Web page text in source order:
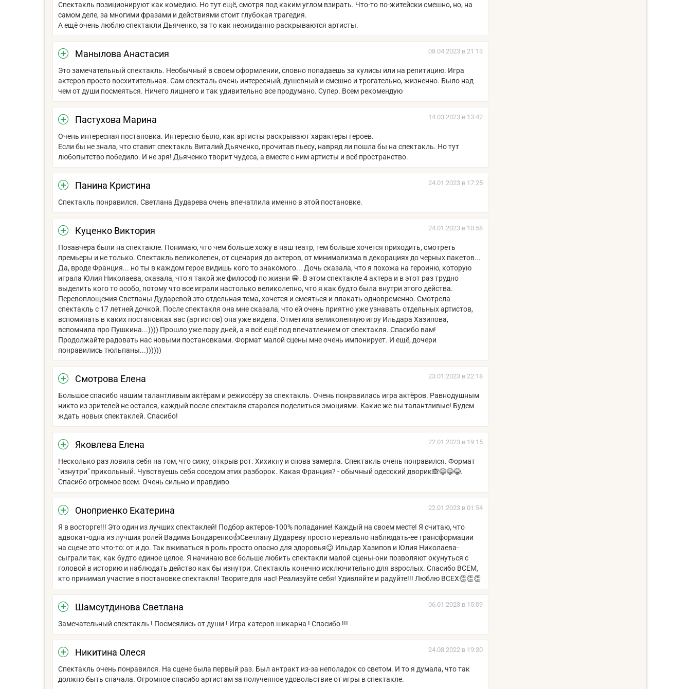
Спектакль позиционируют как комедию. Но тут ещё, смотря под каким углом взирать. Что-то по-житейски смешно, но, на
самом деле, за многими фразами и действиями стоит глубокая трагедия.
А ещё очень люблю спектакли Дьяченко, за то как неожиданно раскрываются артисты.
Манылова Анастасия 08.04.2023 в 21:13
Это замечательный спектакль. Необычный в своем оформлении, словно попадаешь за кулисы или на репитицию. Игра
актеров просто восхитительная. Сам спекталь очень интересный, душевный и смешно и трогательно, жизненно. Было над
чем от души посмеяться. Ничего лишнего и так удивительно все продумано. Супер. Всем рекомендую
Пастухова Марина 14.03.2023 в 13:42
Очень интересная постановка. Интересно было, как артисты раскрывают характеры героев.
Если бы не знала, что ставит спектакль Виталий Дьяченко, прочитав пьесу, навряд ли пошла бы на спектакль. Но тут
любопытство победило. И не зря! Дьяченко творит чудеса, а вместе с ним артисты и всё пространство.
Панина Кристина 24.01.2023 в 17:25
Спектакль понравился. Светлана Дударева очень впечатлила именно в этой постановке.
Куценко Виктория 24.01.2023 в 10:58
Позавчера были на спектакле. Понимаю, что чем больше хожу в наш театр, тем больше хочется приходить, смотреть
премьеры и не только. Спектакль великолепен, от сценария до актеров, от минимализма в декорациях до черных пакетов...
Да, вроде Франция... но ты в каждом герое видишь кого то знакомого... Дочь сказала, что я похожа на героиню, которую
играла Юлия Николаева, сказала, что я такой же философ по жизни 😁. В этом спектакле 4 актера и в этот раз трудно
выделить кого то особо, потому что все играли настолько великолепно, что я как будто была внутри этого действа.
Перевоплощения Светланы Дударевой это отдельная тема, хочется и смеяться и плакать одновременно. Смотрела
спектакль с 17 летней дочкой. После спектакля она мне сказала, что ей очень приятно уже узнавать отдельных артистов,
вспоминать в каких постановках вас (артистов) она уже видела. Отметила великолепную игру Ильдара Хазипова,
вспомнила про Пушкина...)))) Прошло уже пару дней, а я всё ещё под впечатлением от спектакля. Спасибо вам!
Продолжайте радовать нас новыми постановками. Формат малой сцены мне очень импонирует. И ещё, дочери
понравились тюльпаны...))))))
Смотрова Елена 23.01.2023 в 22:18
Большое спасибо нашим талантливым актёрам и режиссёру за спектакль. Очень понравилась игра актёров. Равнодушным
никто из зрителей не остался, каждый после спектакля старался поделиться эмоциями. Какие же вы талантливые! Будем
ждать новых спектаклей. Спасибо!
Яковлева Елена 22.01.2023 в 19:15
Несколько раз ловила себя на том, что сижу, открыв рот. Хихикну и снова замерла. Спектакль очень понравился. Формат
"изнутри" прикольный. Чувствуешь себя соседом этих разборок. Какая Франция? - обычный одесский дворик🙈😂😂😂.
Спасибо огромное всем. Очень сильно и правдиво
Оноприенко Екатерина 22.01.2023 в 01:54
Я в восторге!!! Это один из лучших спектаклей! Подбор актеров-100% попадание! Каждый на своем месте! Я считаю, что
адвокат-одна из лучших ролей Вадима Бондаренко👍Светлану Дудареву просто нереально наблюдать-ее трансформации
на сцене это что-то: от и до. Так вживаться в роль просто опасно для здоровья😉 Ильдар Хазипов и Юлия Николаева-
сыграли так, как будто единое целое. Я начинаю все больше любить спектакли малой сцены-они позволяют окунуться с
головой в историю и наблюдать действо как бы изнутри. Спектакль конечно исключительно для взрослых. Спасибо ВСЕМ,
кто принимал участие в постановке спектакля! Творите для нас! Реализуйте себя! Удивляйте и радуйте!!! Люблю ВСЕХ👏👏👏
Шамсутдинова Светлана 06.01.2023 в 15:09
Замечательный спектакль ! Посмеялись от души ! Игра катеров шикарна ! Спасибо !!!
Никитина Олеся 24.08.2022 в 19:30
Спектакль очень понравился. На сцене была первый раз. Был антракт из-за неполадок со светом. И то я думала, что так
должно быть сначала. Огромное спасибо артистам за полученное удовольствие от игры в спектакле.